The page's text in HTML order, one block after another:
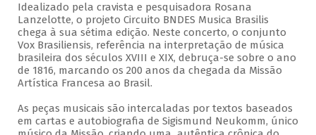
Idealizado pela cravista e pesquisadora Rosana
Lanzelotte, o projeto Circuito BNDES Musica Brasilis
chega à sua sétima edição. Neste concerto, o conjunto
Vox Brasiliensis, referência na interpretação de música
brasileira dos séculos XVIII e XIX, debruça-se sobre o ano
de 1816, marcando os 200 anos da chegada da Missão
Artística Francesa ao Brasil.
As peças musicais são intercaladas por textos baseados
em cartas e autobiografia de Sigismund Neukomm, único